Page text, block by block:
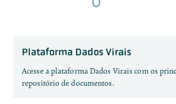
Plataforma Dados Virais
Acesse a plataforma Dados Virais com os
repositório de documentos.